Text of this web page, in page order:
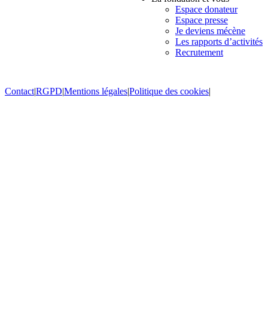
Espace donateur
Espace presse
Je deviens mécène
Les rapports d’activités
Recrutement
Contact|RGPD|Mentions légales|Politique des cookies|